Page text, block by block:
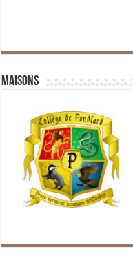
Maisons